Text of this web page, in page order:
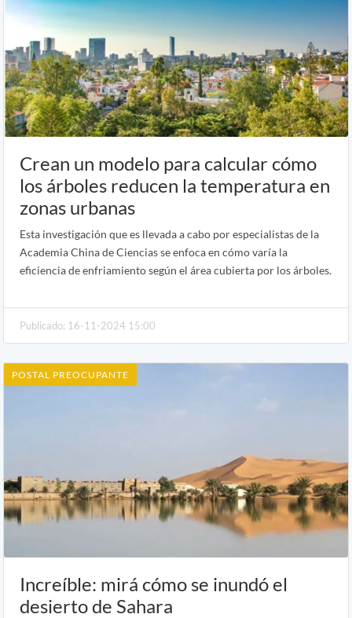
Crean un modelo para calcular cómo
los árboles reducen la temperatura en
zonas urbanas
Esta investigación que es llevada a cabo por especialistas de la
Academia China de Ciencias se enfoca en cómo varía la
eficiencia de enfriamiento según el área cubierta por los árboles.
Publicado: 16-11-2024 15:00
POSTAL PREOCUPANTE
Increíble: mirá cómo se inundó el
desierto de Sahara